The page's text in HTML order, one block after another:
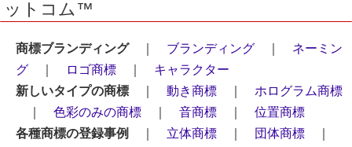
i
a
i
ットコム™
商標ブランディング｜ ブランディング
ネーミン
グ
ロゴ商標
キャラクター
新しいタイプの商標
動き商標
ホログラム商標
色彩のみの商標 音商標
位置商標
各種商標の登録事例
立体商標 団体商標